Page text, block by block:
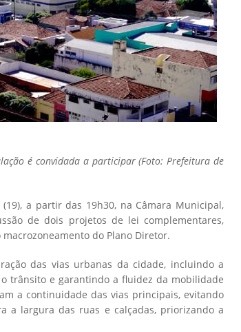
é convidada a participar (Foto: Prefeitura de
a partir das 19h30, na Câmara Municipal,
de dois projetos de lei complementares,
do Plano Diretor.
das vias urbanas da cidade, incluindo a
trânsito e garantindo a fluidez da mobilidade
a continuidade das vias principais, evitando
a largura das ruas e calçadas, priorizando a